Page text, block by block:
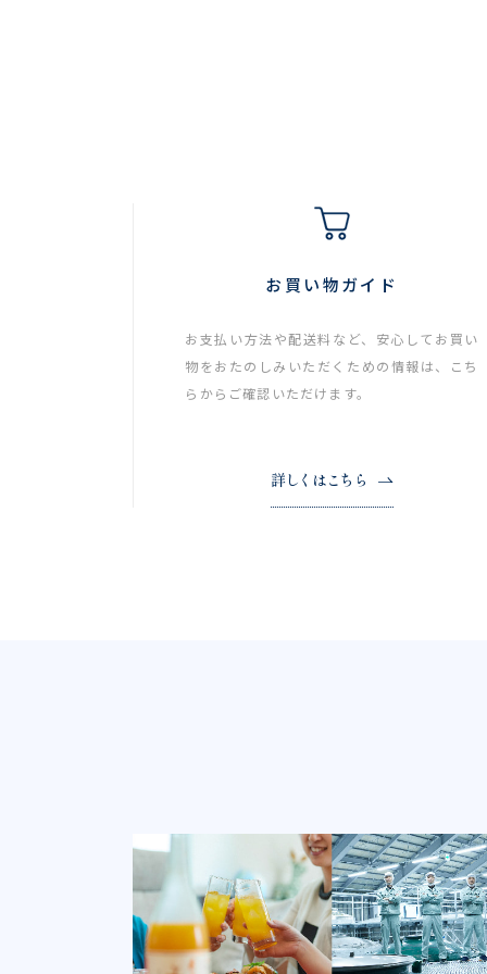
お買い物ガイド
お支払い方法や配送料など、安心してお買い
物をおたのしみいただくための情報は、こち
らからご確認いただけます。
詳しくはこちら